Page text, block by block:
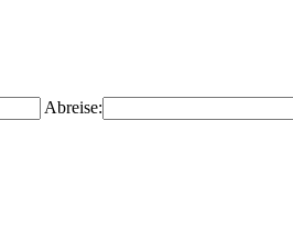
Abreise: